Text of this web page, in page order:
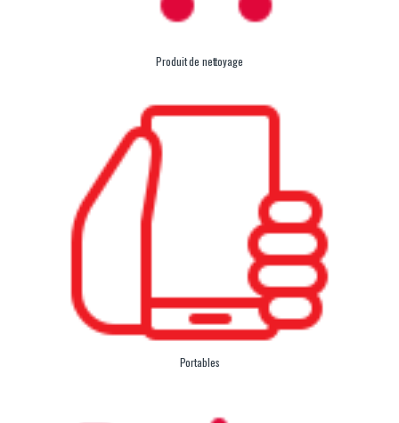
Produit de nettoyage
Portables